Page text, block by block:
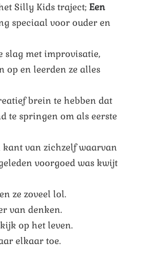
Silly Kids traject; Een
speciaal voor ouder en
slag met improvisatie,
op en leerden ze alles
brein te hebben dat
te springen om als eerste
van zichzelf waarvan
voorgoed was kwijt
ze zoveel lol.
van denken.
op het leven.
elkaar toe.